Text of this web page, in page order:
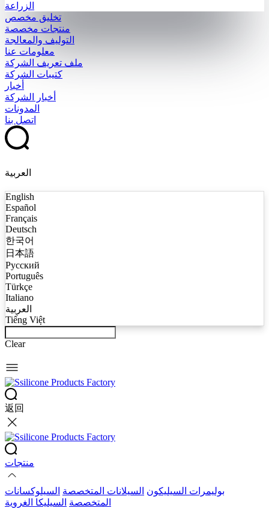
الزراعة
تخليق مخصص
منتجات مخصصة
التوليف والمعالجة
معلومات عنا
ملف تعريف الشركة
كتيبات الشركة
أخبار
أخبار الشركة
المدونات
اتصل بنا
العربية
English
Español
Français
Deutsch
한국어
日本語
Русский
Português
Türkçe
Italiano
العربية
Tiếng Việt
Clear
返回
منتجات
بوليمرات السيليكون السيلانات المتخصصة السيلوكسانات
المتخصصة السيليكا الغروية